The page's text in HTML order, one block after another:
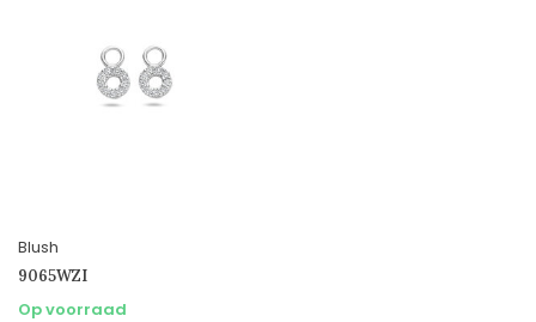
Blush
9065WZI
Op voorraad